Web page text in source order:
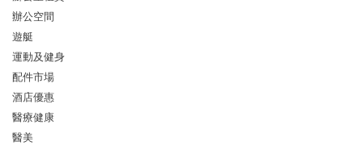
辦公空間
遊艇
運動及健身
配件市場
酒店優惠
醫療健康
醫美